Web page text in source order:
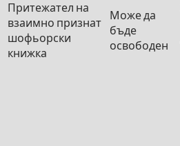
Притежател на
взаимно признат
шофьорски
книжка
Може да
бъде
освободен